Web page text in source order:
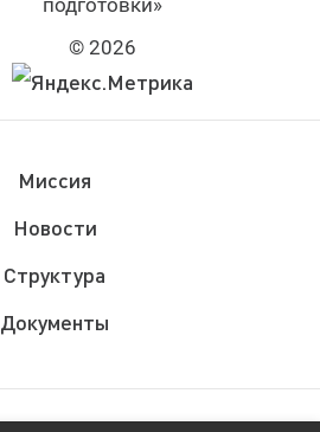
подготовки»
© 2026
Миссия
Новости
Структура
Документы